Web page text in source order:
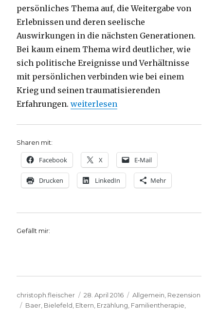
persönliches Thema auf, die Weitergabe von
Erlebnissen und deren seelische
Auswirkungen in die nächsten Generationen.
Bei kaum einem Thema wird deutlicher, wie
sich politische Ereignisse und Verhältnisse
mit persönlichen verbinden wie bei einem
Krieg und seinen traumatisierenden
Erfahrungen.„Das Trauma wird weitergereicht,
weiterlesen
Sharen mit:
Facebook X E-Mail
Drucken LinkedIn Mehr
Gefällt mir:
Autor
christoph.fleischer
Veröffentlicht
am
28. April 2016 Kategorien
Allgemein Rezension
Schlagwörter
Baer Bielefeld Eltern Erzählung Familientherapie